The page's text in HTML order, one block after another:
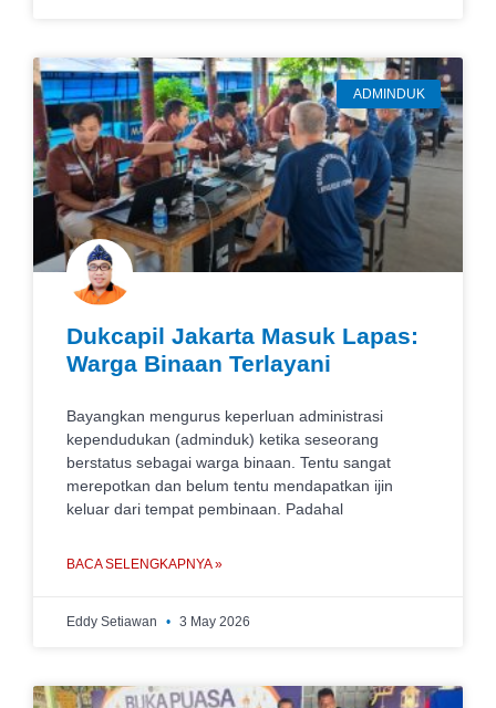
ADMINDUK
Dukcapil Jakarta Masuk Lapas:
Warga Binaan Terlayani
Bayangkan mengurus keperluan administrasi
kependudukan (adminduk) ketika seseorang
berstatus sebagai warga binaan. Tentu sangat
merepotkan dan belum tentu mendapatkan ijin
keluar dari tempat pembinaan. Padahal
BACA SELENGKAPNYA »
Eddy Setiawan 3 May 2026